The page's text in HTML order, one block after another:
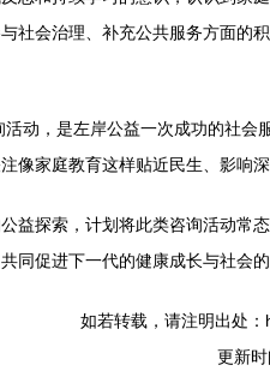
社会治理、补充公共服务方面的
动，是左岸公益一次成功的社
家庭教育这样贴近民生、影响深
益探索，计划将此类咨询活动
同促进下一代的健康成长与社会的
如若转载，请注明出处
更新